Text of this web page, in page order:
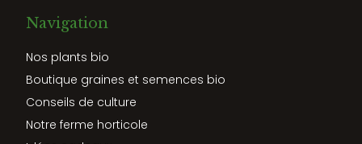
Navigation
Nos plants bio
Boutique graines et semences bio
Conseils de culture
Notre ferme horticole